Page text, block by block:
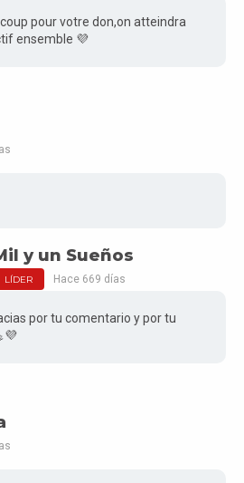
pour votre don,on atteindra
ensemble 💜
y un Sueños
LÍDER Hace 669 días
por tu comentario y por tu